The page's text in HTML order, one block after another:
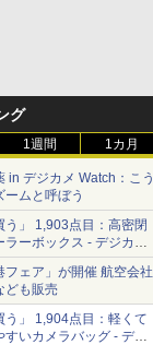
グ
1週間 1カ月
in デジカメ Watch：こう
ムと呼ぼう
う」 1,903点目：高密閉
ーボックス - デジカメ
ェア」が開催 航空会社
ども販売
う」 1,904点目：軽くて
いカメラバッグ - デジ